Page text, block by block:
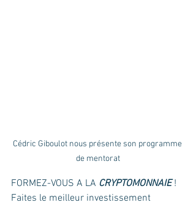
Cédric Giboulot nous présente son programme
de mentorat
FORMEZ-VOUS A LA CRYPTOMONNAIE !
Faites le meilleur investissement